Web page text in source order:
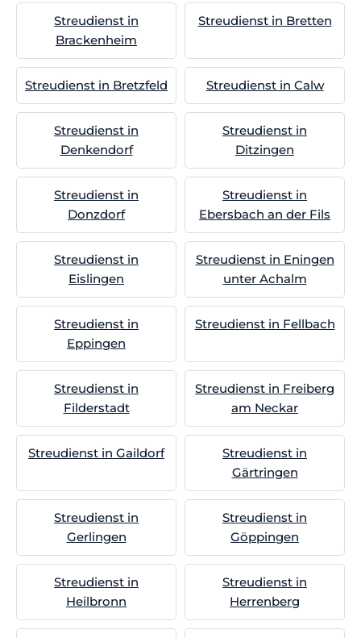
Streudienst in
Brackenheim
Streudienst in Bretten
Streudienst in Bretzfeld Streudienst in Calw
Streudienst in
Denkendorf
Streudienst in
Ditzingen
Streudienst in
Donzdorf
Streudienst in
Ebersbach an der Fils
Streudienst in
Eislingen
Streudienst in Eningen
unter Achalm
Streudienst in
Eppingen
Streudienst in Fellbach
Streudienst in
Filderstadt
Streudienst in Freiberg
am Neckar
Streudienst in Gaildorf
Streudienst in
Gärtringen
Streudienst in
Gerlingen
Streudienst in
Göppingen
Streudienst in
Heilbronn
Streudienst in
Herrenberg